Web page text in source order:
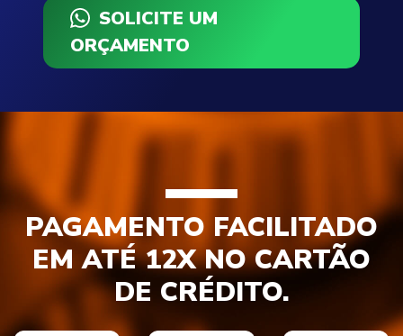
SOLICITE UM
ORÇAMENTO
PAGAMENTO FACILITADO
EM ATÉ 12X NO CARTÃO
DE CRÉDITO.